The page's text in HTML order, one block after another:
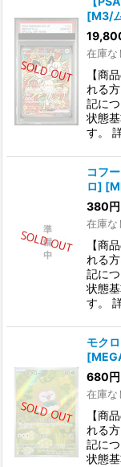
[M3/
在庫な
【商
れる
記に
状態
す。
コフ
ロ]
380円
在庫な
【商
れる
記に
状態
す。
モク
680円
在庫な
【商
れる
記に
状態